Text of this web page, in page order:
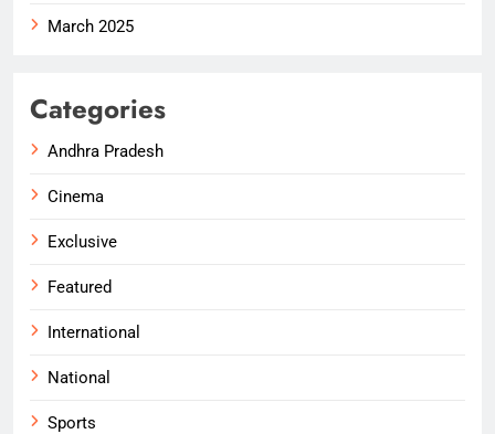
March 2025
Categories
Andhra Pradesh
Cinema
Exclusive
Featured
International
National
Sports